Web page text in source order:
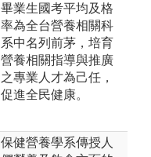
畢業生國考平均及格
率為全台營養相關科
系中名列前茅，培育
營養相關指導與推廣
之專業人才為己任，
促進全民健康。
保健營養學系傳授人